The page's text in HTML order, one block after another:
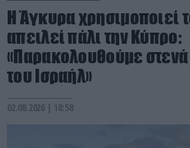
Η Άγκυρα χρησιμοποιεί
απειλεί πάλι την Κύπρο:
«Παρακολουθούμε στενά
του Ισραήλ»
02.08.2026 | 18:58